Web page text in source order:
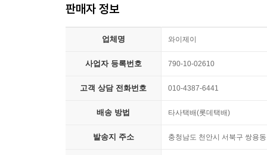
시민들도 매 화 소방관의 고충, 사명감 등을 곱씹
『1초』를 통해 우리가 미처 알지 못했던 소방관
판매자 정보
업체명 와이제이
사업자 등록번호 790-10-02610
고객 상담 전화번호 010-4387-6441
배송 방법 타사택배(롯데택배)
발송지 주소 충청남도 천안시 서북구 쌍용